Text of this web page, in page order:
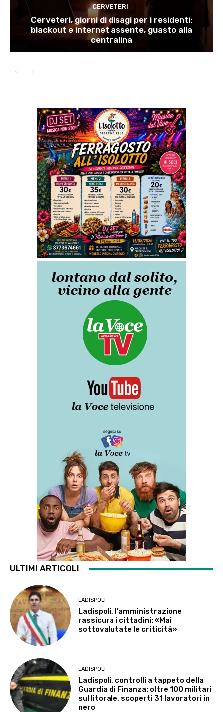
CERVETERI
Cerveteri, giorni di disagi per i residenti:
blackout e internet assente, guasto alla
centralina
ULTIMI ARTICOLI
LADISPOLI
Ladispoli, l’amministrazione
rassicura i cittadini: «Mai
sottovalutate le criticità»
LADISPOLI
Ladispoli, controlli a tappeto della
Guardia di Finanza: oltre 100 militari
sul litorale, scoperti 31 lavoratori in
nero